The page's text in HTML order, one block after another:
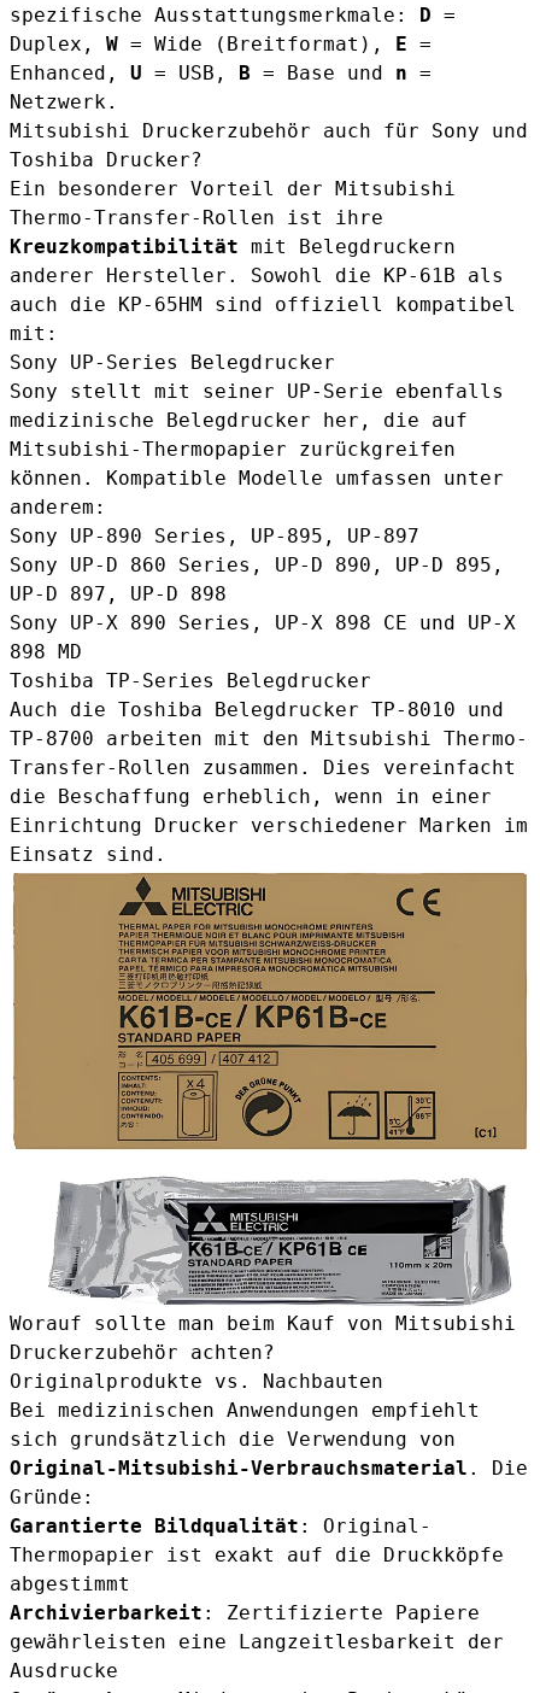
spezifische Ausstattungsmerkmale: D =
Duplex, W = Wide (Breitformat), E =
Enhanced, U = USB, B = Base und n =
Netzwerk.
Mitsubishi Druckerzubehör auch für Sony und
Toshiba Drucker?
Ein besonderer Vorteil der Mitsubishi
Thermo-Transfer-Rollen ist ihre
Kreuzkompatibilität mit Belegdruckern
anderer Hersteller. Sowohl die KP-61B als
auch die KP-65HM sind offiziell kompatibel
mit:
Sony UP-Series Belegdrucker
Sony stellt mit seiner UP-Serie ebenfalls
medizinische Belegdrucker her, die auf
Mitsubishi-Thermopapier zurückgreifen
können. Kompatible Modelle umfassen unter
anderem:
Sony UP-890 Series, UP-895, UP-897
Sony UP-D 860 Series, UP-D 890, UP-D 895,
UP-D 897, UP-D 898
Sony UP-X 890 Series, UP-X 898 CE und UP-X
898 MD
Toshiba TP-Series Belegdrucker
Auch die Toshiba Belegdrucker TP-8010 und
TP-8700 arbeiten mit den Mitsubishi Thermo-
Transfer-Rollen zusammen. Dies vereinfacht
die Beschaffung erheblich, wenn in einer
Einrichtung Drucker verschiedener Marken im
Einsatz sind.
Worauf sollte man beim Kauf von Mitsubishi
Druckerzubehör achten?
Originalprodukte vs. Nachbauten
Bei medizinischen Anwendungen empfiehlt
sich grundsätzlich die Verwendung von
Original-Mitsubishi-Verbrauchsmaterial . Die
Gründe:
Garantierte Bildqualität : Original-
Thermopapier ist exakt auf die Druckköpfe
abgestimmt
Archivierbarkeit : Zertifizierte Papiere
gewährleisten eine Langzeitlesbarkeit der
Ausdrucke